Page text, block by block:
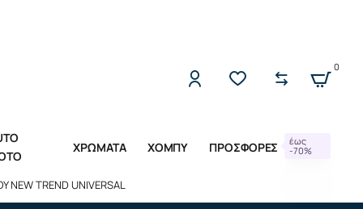
0
ΧΡΩΜΑΤΑ ΧΟΜΠΥ ΠΡΟΣΦΟΡΕΣ
έως
-70%
TREND UNIVERSAL